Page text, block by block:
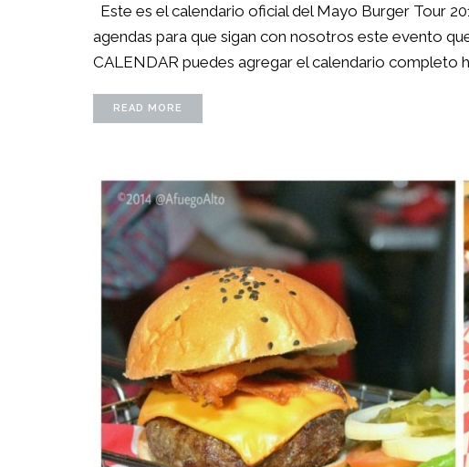
Este es el calendario oficial del Mayo Burger Tour
agendas para que sigan con nosotros este evento
CALENDAR puedes agregar el calendario completo
READ MORE